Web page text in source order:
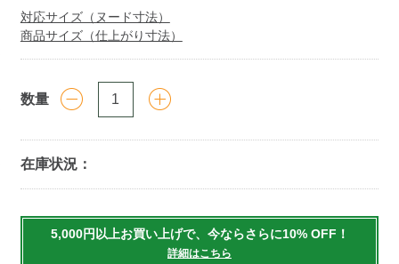
対応サイズ（ヌード寸法）
商品サイズ（仕上がり寸法）
数量
在庫状況：
to
5,000円以上お買い上げで、今ならさらに10% OFF！
詳細はこちら